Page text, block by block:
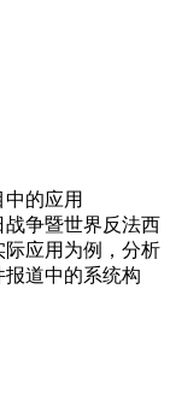
的应用
争暨世界反法西
应用为例，分析
道中的系统构